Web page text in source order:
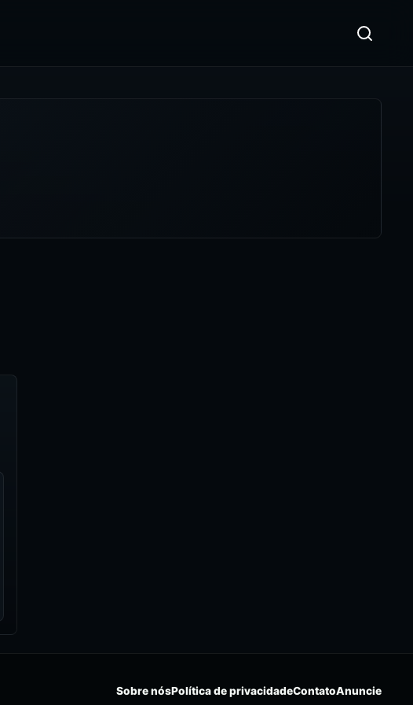
Sobre nósPolítica de privacidadeContatoAnuncie